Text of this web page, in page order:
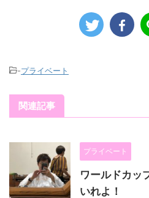
-プライベート
関連記事
プライベート
ワールドカッ
いれよ！